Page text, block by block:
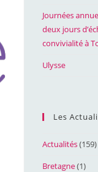
Journées
deux jours
convivialité à
Ulysse
Les
Actualités(159)
Bretagne(1)